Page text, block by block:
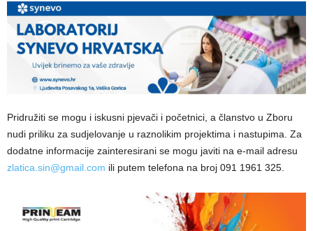
Pridružiti se mogu i iskusni pjevači i početnici, a članstvo u Zboru
nudi priliku za sudjelovanje u raznolikim projektima i nastupima. Za
dodatne informacije zainteresirani se mogu javiti na e-mail adresu
zlatica.sin@gmail.com ili putem telefona na broj 091 1961 325.